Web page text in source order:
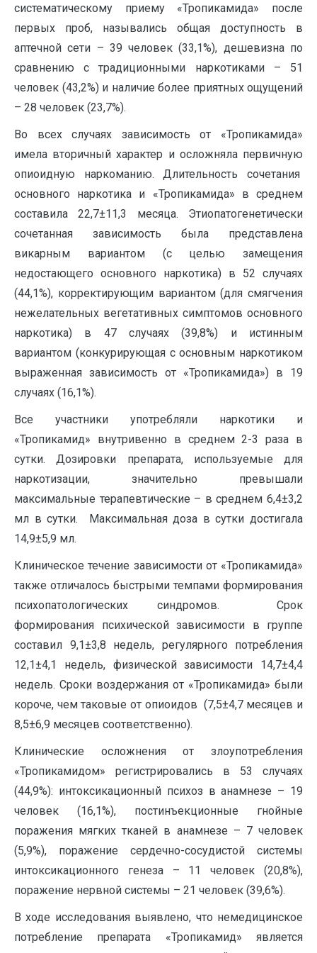
систематическому приему «Тропикамида» после
первых проб, назывались общая доступность в
аптечной сети – 39 человек (33,1%), дешевизна по
сравнению с традиционными наркотиками – 51
человек (43,2%) и наличие более приятных ощущений
– 28 человек (23,7%).
Во всех случаях зависимость от «Тропикамида»
имела вторичный характер и осложняла первичную
опиоидную наркоманию. Длительность сочетания
основного наркотика и «Тропикамида» в среднем
составила 22,7±11,3 месяца. Этиопатогенетически
сочетанная зависимость была представлена
викарным вариантом (с целью замещения
недостающего основного наркотика) в 52 случаях
(44,1%), корректирующим вариантом (для смягчения
нежелательных вегетативных симптомов основного
наркотика) в 47 случаях (39,8%) и истинным
вариантом (конкурирующая с основным наркотиком
выраженная зависимость от «Тропикамида») в 19
случаях (16,1%).
Все участники употребляли наркотики и
«Тропикамид» внутривенно в среднем 2-3 раза в
сутки. Дозировки препарата, используемые для
наркотизации, значительно превышали
максимальные терапевтические – в среднем 6,4±3,2
мл в сутки. Максимальная доза в сутки достигала
14,9±5,9 мл.
Клиническое течение зависимости от «Тропикамида»
также отличалось быстрыми темпами формирования
психопатологических синдромов. Срок
формирования психической зависимости в группе
составил 9,1±3,8 недель, регулярного потребления
12,1±4,1 недель, физической зависимости 14,7±4,4
недель. Сроки воздержания от «Тропикамида» были
короче, чем таковые от опиоидов (7,5±4,7 месяцев и
8,5±6,9 месяцев соответственно).
Клинические осложнения от злоупотребления
«Тропикамидом» регистрировались в 53 случаях
(44,9%): интоксикационный психоз в анамнезе – 19
человек (16,1%), постинъекционные гнойные
поражения мягких тканей в анамнезе – 7 человек
(5,9%), поражение сердечно-сосудистой системы
интоксикационного генеза – 11 человек (20,8%),
поражение нервной системы – 21 человек (39,6%).
В ходе исследования выявлено, что немедицинское
потребление препарата «Тропикамид» является